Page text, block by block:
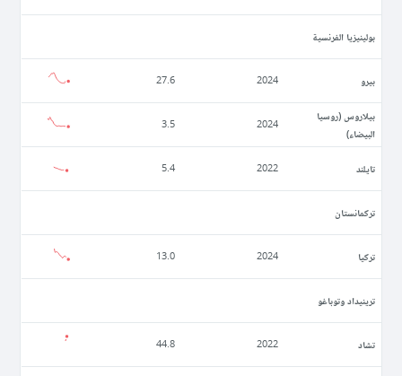
بولينيزيا الفرنسية
بيرو 2024
27.6
بيلاروس (روسيا
البيضاء)
2024
3.5
تايلند 2022
5.4
تركمانستان
تركيا 2024
13.0
ترينيداد وتوباغو
تشاد 2022
44.8